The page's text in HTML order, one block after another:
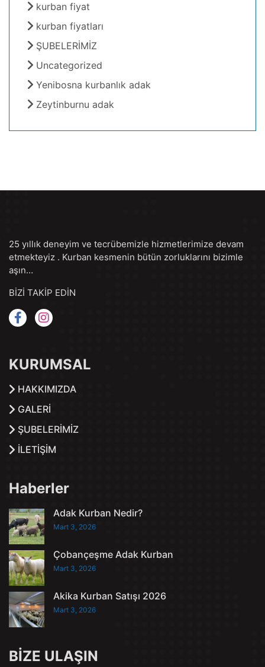
kurban fiyat
kurban fiyatları
ŞUBELERİMİZ
Uncategorized
Yenibosna kurbanlık adak
Zeytinburnu adak
25 yıllık deneyim ve tecrübemizle hizmetlerimize devam
etmekteyiz . Kurban kesmenin bütün zorluklarını bizimle
aşın…
BİZİ TAKİP EDİN
KURUMSAL
HAKKIMIZDA
GALERİ
ŞUBELERİMİZ
İLETİŞİM
Haberler
Adak Kurban Nedir?
Mart 3, 2026
Çobançeşme Adak Kurban
Mart 3, 2026
Akika Kurban Satışı 2026
Mart 3, 2026
BİZE ULAŞIN